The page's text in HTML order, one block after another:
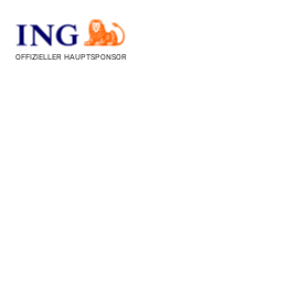
OFFIZIELLER HAUPTSPONSOR